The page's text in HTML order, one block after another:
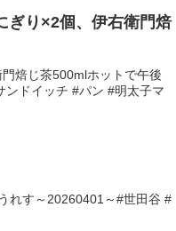
ぎり×2個、伊右衛門焙
焙じ茶500mlホットで午後
ドイッチ #パン #明太子マ
れす～20260401～#世田谷 #